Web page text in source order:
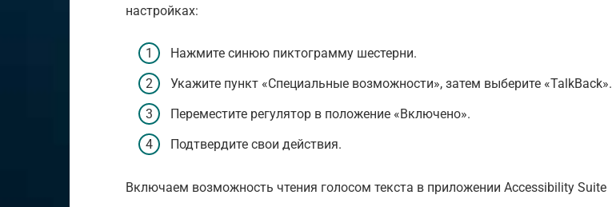
настройках:
Нажмите синюю пиктограмму шестерни.
Укажите пункт «Специальные возможности», затем выберите «TalkBack».
Переместите регулятор в положение «Включено».
Подтвердите свои действия.
Включаем возможность чтения голосом текста в приложении Accessibility Suite